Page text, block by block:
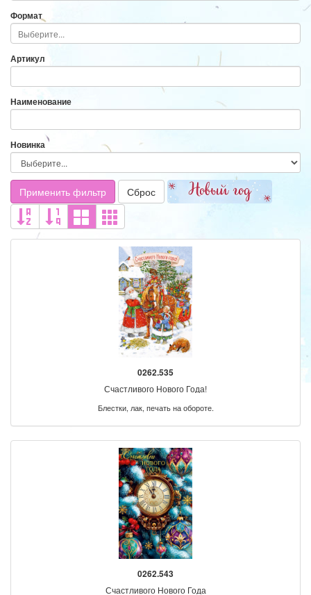
Формат
Артикул
Наименование
Новинка
Применить фильтр Сброс
0262.535
Счастливого Нового Года!
Блестки, лак, печать на обороте.
0262.543
Счастливого Нового Года